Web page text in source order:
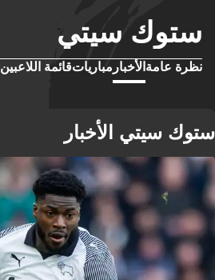
ستوك سيتي
نظرة عامة الأخبار مبارياتقائمة اللاعبين
ستوك سيتي الأخبار